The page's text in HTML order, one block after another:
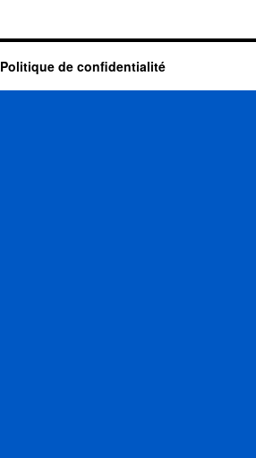
Politique de confidentialité